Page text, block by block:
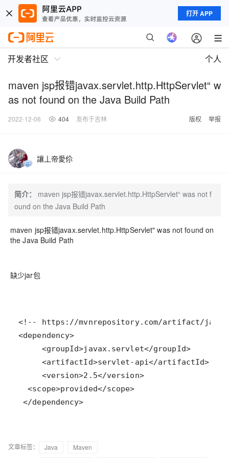
打开 APP
开发者社区 个人
maven jsp报错javax.servlet.http.HttpServlet“ w
as not found on the Java Build Path
2022-12-06 404 发布于吉林 版权 举报
讓丄帝愛伱
简介：
maven jsp报错javax.servlet.http.HttpServlet“ was not f
ound on the Java Build Path
maven jsp报错javax.servlet.http.HttpServlet" was not found on
the Java Build Path
缺少jar包
     <groupId>javax.servlet</groupId>
     <version>2.5</version>
</dependency>
文章标签： Java
Maven